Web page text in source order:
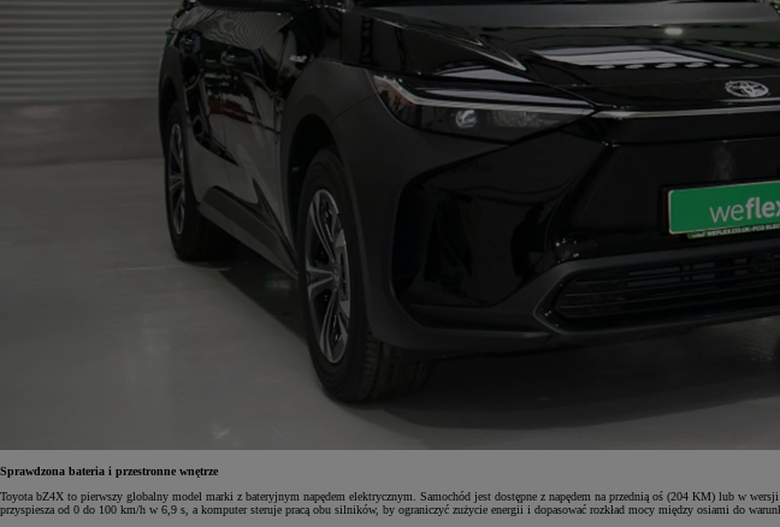
Sprawdzona bateria i przestronne wnętrze
Toyota bZ4X to pierwszy globalny model marki z bateryjnym napędem elektrycznym. Samochód jest dostępne z napędem na przednią oś (204 KM) lub w
przyspiesza od 0 do 100 km/h w 6,9 s, a komputer steruje pracą obu silników, by ograniczyć zużycie energii i dopasować rozkład mocy między osiami do